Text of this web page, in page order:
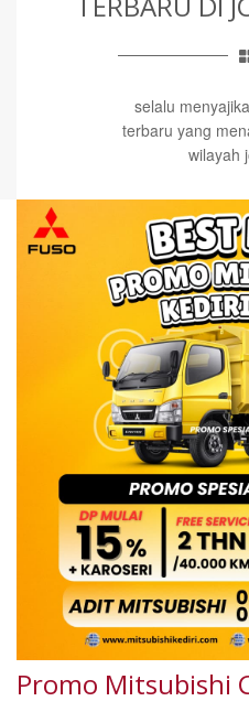
selalu
terbaru yang
wilayah
Promo Mitsubishi